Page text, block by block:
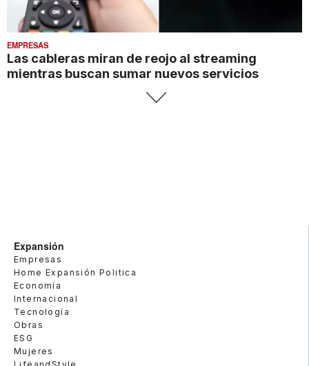
EMPRESAS
Las cableras miran de reojo al streaming
mientras buscan sumar nuevos servicios
Expansión
Empresas
Home Expansión Politica
Economía
Internacional
Tecnología
Obras
ESG
Mujeres